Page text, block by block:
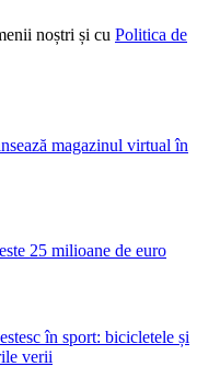
noștri și cu Politica de
magazinul virtual în
25 milioane de euro
în sport: bicicletele și
verii